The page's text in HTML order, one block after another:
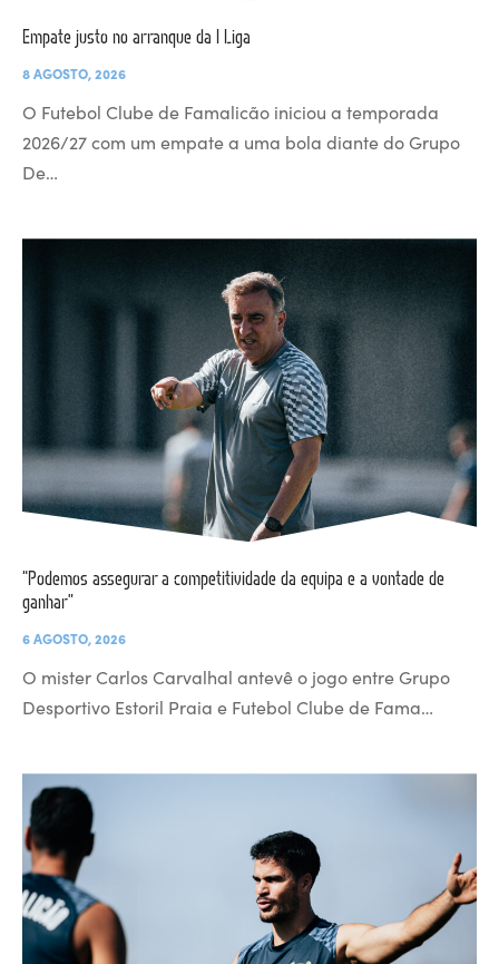
Empate justo no arranque da I Liga
8 AGOSTO, 2026
O Futebol Clube de Famalicão iniciou a temporada
2026/27 com um empate a uma bola diante do Grupo
De…
“Podemos assegurar a competitividade da equipa e a vontade de
ganhar”
6 AGOSTO, 2026
O mister Carlos Carvalhal antevê o jogo entre Grupo
Desportivo Estoril Praia e Futebol Clube de Fama…